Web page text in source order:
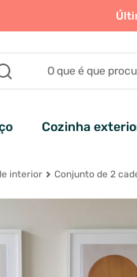
Cozinha
interior Conjunto de 2